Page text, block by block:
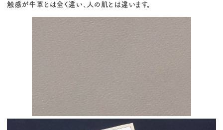
触感が牛革とは全く違い、人の肌とは違います。